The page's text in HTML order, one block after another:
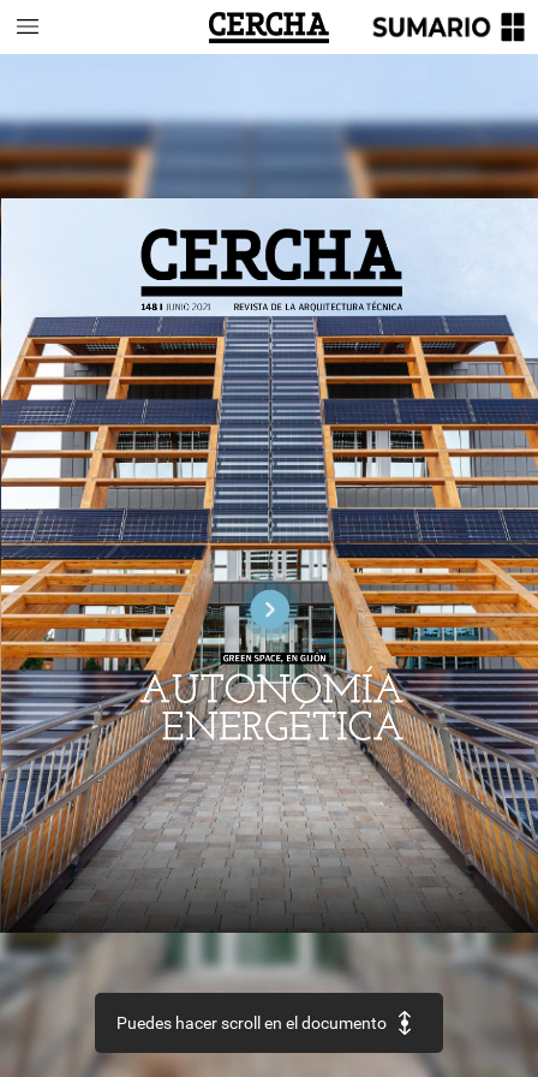
REVISTA DE LA ARQUITECTURA TÉCNICA
148 I JUNIO 2021
GREEN SPACE, EN GIJÓN I
AUTONOMÍA
ENERGÉTICA
SECTOR
Accesibilidad
universal
patrimonio
PROCESOS
MATERIALES
Aislamiento térmico por exterionr
CULTURA
Arquitectura
espejos
Puedes hacer scroll en el documento